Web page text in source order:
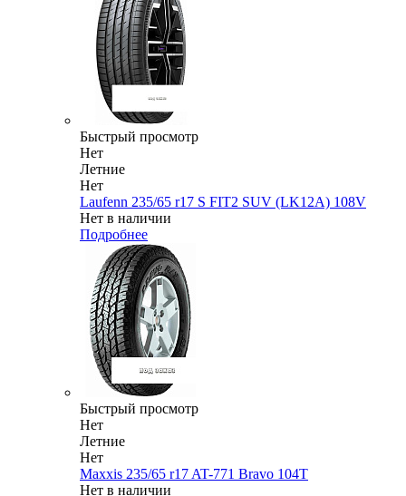
Быстрый просмотр
Нет
Летние
Нет
Laufenn 235/65 r17 S FIT2 SUV (LK12A) 108V
Нет в наличии
Подробнее
Быстрый просмотр
Нет
Летние
Нет
Maxxis 235/65 r17 AT-771 Bravo 104T
Нет в наличии